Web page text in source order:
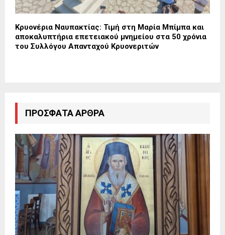
Κρυονέρια Ναυπακτίας: Τιμή στη Μαρία Μπίμπα και
αποκαλυπτήρια επετειακού μνημείου στα 50 χρόνια
του Συλλόγου Απανταχού Κρυονεριτών
ΠΡΌΣΦΑΤΑ ΆΡΘΡΑ